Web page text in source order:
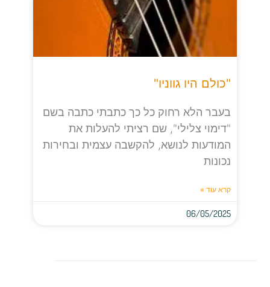
"כולם היו גווניו"
בעבר הלא רחוק כל כך כתבתי כתבה בשם
"דימוי צלילי", שם רציתי להעלות את
המודעות לנושא, להקשבה עצמית ובחירות
נכונות
קרא עוד »
06/05/2025